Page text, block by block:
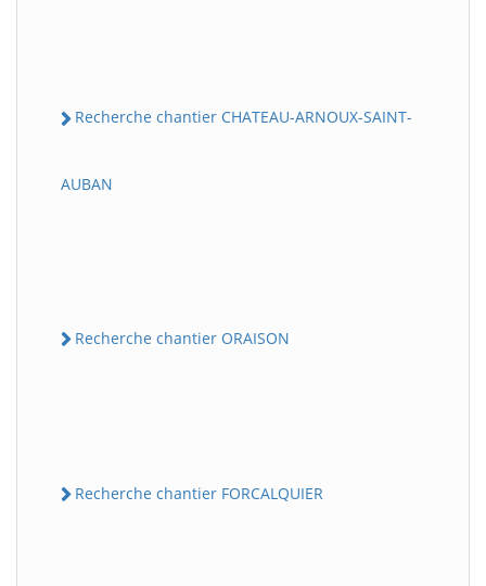
Recherche chantier CHATEAU-ARNOUX-SAINT-
AUBAN
Recherche chantier ORAISON
Recherche chantier FORCALQUIER